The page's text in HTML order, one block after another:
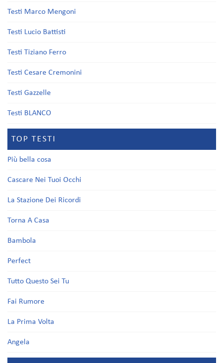
Testi Marco Mengoni
Testi Lucio Battisti
Testi Tiziano Ferro
Testi Cesare Cremonini
Testi Gazzelle
Testi BLANCO
TOP TESTI
Più bella cosa
Cascare Nei Tuoi Occhi
La Stazione Dei Ricordi
Torna A Casa
Bambola
Perfect
Tutto Questo Sei Tu
Fai Rumore
La Prima Volta
Angela